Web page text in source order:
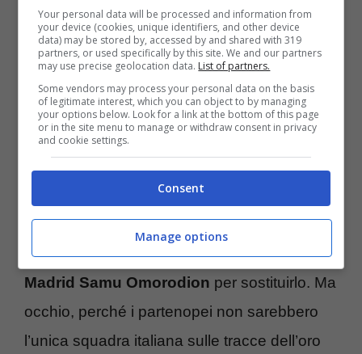
esigenze. Per settimane si è parlato di
Chelsea, ma l’impressione è cheil futuro
dell’attaccante possaessere a sorpresa in
Serie A.
Stando infatti a quanto riportato da
, in attesa di scoprire cosa ne
sarà diVictor Osimhen, ilNapoliavrebbe
messo nel mirino il classe 2004 dell’Atletico
Madrid Samu Omorodion per sostituirlo. Ma
occhio, perché i partenopei non sarebbero
l’unica squadra italiana sulle tracce dell’oro
Your personal data will be processed and information from
your device (cookies, unique identifiers, and other device
data) may be stored by, accessed by and shared with 319
partners, or used specifically by this site. We and our partners
may use precise geolocation data. List of partners.
Some vendors may process your personal data on the basis
of legitimate interest, which you can object to by managing
your options below. Look for a link at the bottom of this page
or in the site menu to manage or withdraw consent in privacy
and cookie settings.
Consent
Manage options